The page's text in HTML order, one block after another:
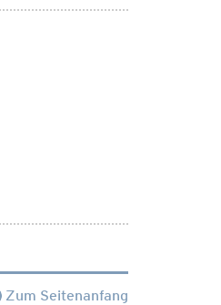
Zum Seitenanfang